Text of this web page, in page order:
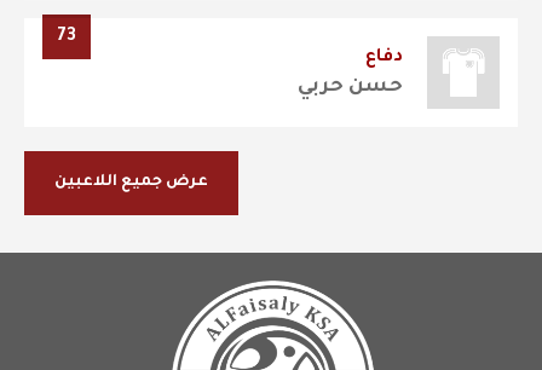
73
دفاع
حسن حربي
عرض جميع اللاعبين